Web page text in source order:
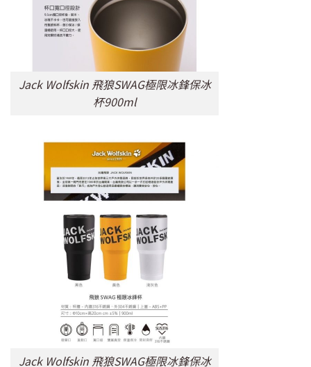
Jack Wolfskin 飛狼SWAG極限冰鋒保冰
杯900ml
Jack Wolfskin 飛狼SWAG極限冰鋒保冰